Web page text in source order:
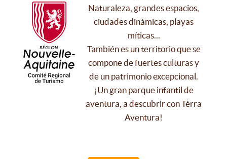
Naturaleza, grandes espacios,
ciudades dinámicas, playas
míticas...
También es un territorio que se
compone de fuertes culturas y
de un patrimonio excepcional.
¡Un gran parque infantil de
aventura, a descubrir con Tèrra
Aventura!